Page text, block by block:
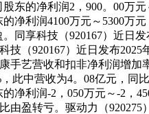
东的净利润2，900。00万
净利润4100万元～5300万
同享科技（920167）近日
技（920167）近日发布
手艺营收和扣非净利润增
此中营收为4。08亿元，同
净利润-2，050万元～-2，
由盈转亏。驱动力（